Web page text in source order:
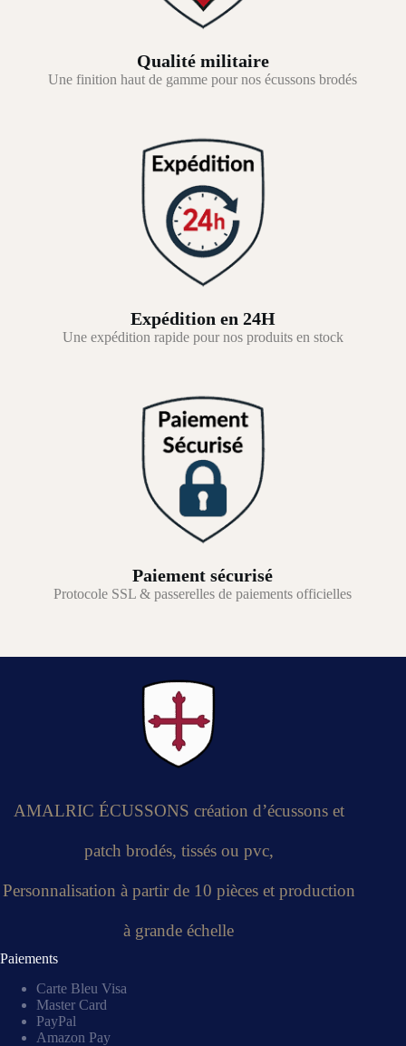
Qualité militaire
Une finition haut de gamme pour nos écussons brodés
Expédition en 24H
Une expédition rapide pour nos produits en stock
Paiement sécurisé
Protocole SSL & passerelles de paiements officielles
AMALRIC ÉCUSSONS création d’écussons et
patch brodés, tissés ou pvc,
Personnalisation à partir de 10 pièces et production
à grande échelle
Paiements
Carte Bleu Visa
Master Card
PayPal
Amazon Pay